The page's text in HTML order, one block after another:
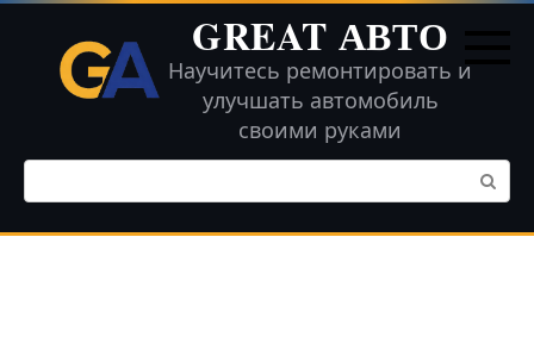
Перейти
контенту
GREAT АВТО
Научитесь ремонтировать и
улучшать автомобиль
своими руками
Поиск: